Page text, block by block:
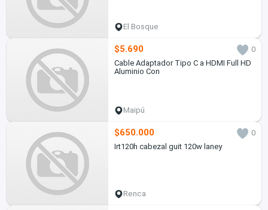
El Bosque
$5.690
0
Cable Adaptador Tipo C a HDMI Full HD
Aluminio Con
Maipú
$650.000
0
Irt120h cabezal guit 120w laney
Renca